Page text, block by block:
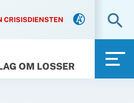
CRISISDIENSTEN
OM LOSSER